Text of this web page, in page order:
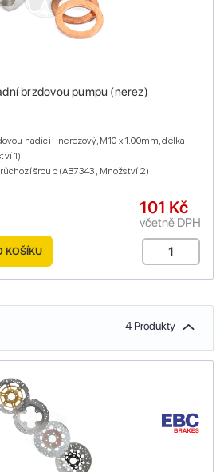
brzdovou pumpu (nerez)
hadici - nerezový, M10 x 1.00mm, délka
1)
šroub (AB7343 , Množství 2)
101 Kč
včetně DPH
KOŠÍKU
4 Produkty